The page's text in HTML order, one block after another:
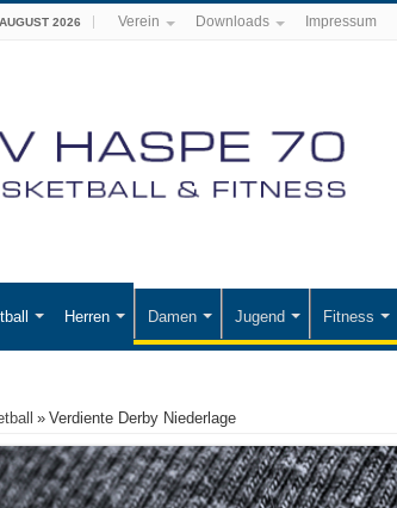
2026 Verein Downloads Impressum
Herren Damen Jugend Fitness
» Verdiente Derby Niederlage